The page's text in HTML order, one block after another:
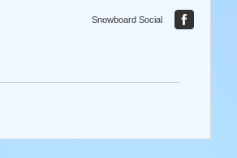
Snowboard Social